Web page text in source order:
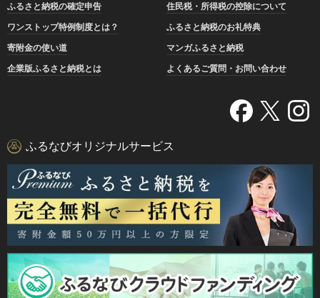
ふるさと納税の確定申告
住民税・所得税の控除について
ワンストップ特例制度とは？
ふるさと納税のお礼特典
寄附金の使い道
マンガふるさと納税
企業版ふるさと納税とは
よくあるご質問・お問い合わせ
ふるなびオリジナルサービス